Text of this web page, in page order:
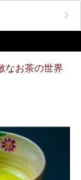
、市内にも郊外に
こで、日帰り利用
みました。
なお茶の世界